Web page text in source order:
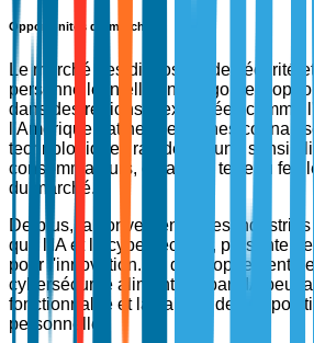
Opportunités du marché
Le marché des dispositifs de sécurité
personnelle intelligents regorge
dans des régions inexploitées comme
l'Amérique Latine. Ces zones
technologiques rapides et une
consommateurs, créant un terreau
du marché.
De plus, la convergence des
que l'IA et la cybersécurité, présente
pour l'innovation. Le développement
cybersécurité alimentées par l'IA peut
fonctionnalité et la fiabilité des
personnelle.